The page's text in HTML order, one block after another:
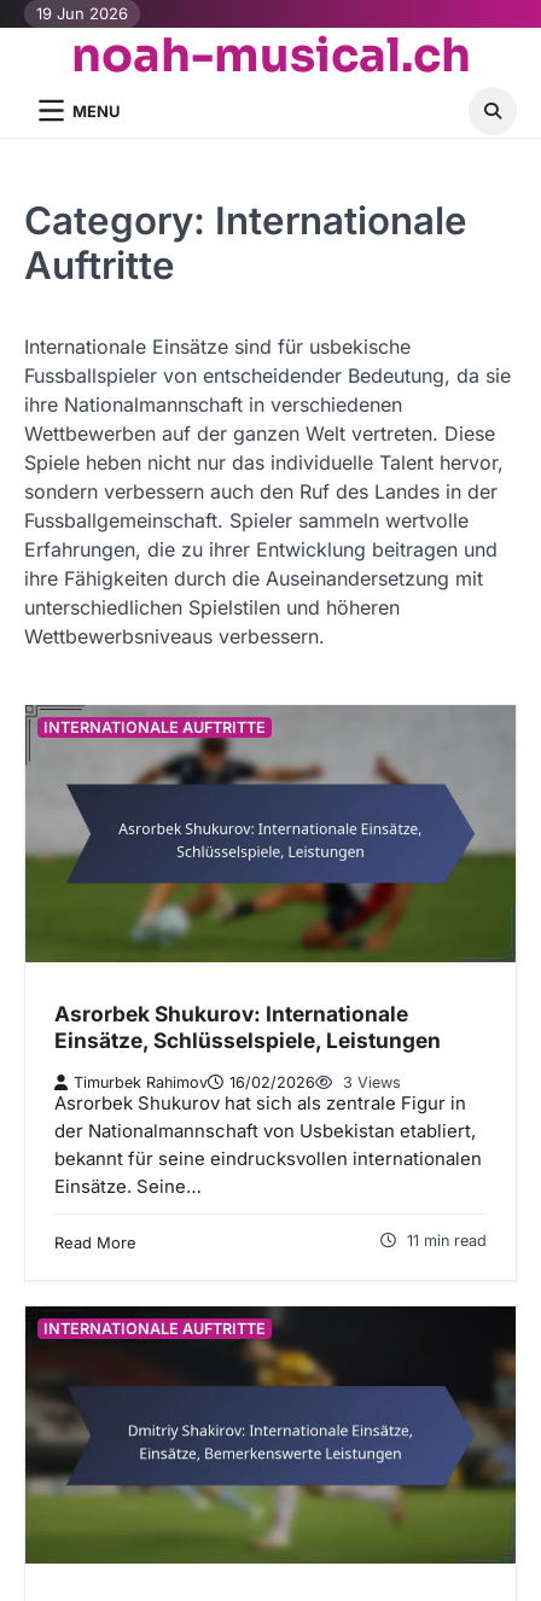
Skip19 Jun 2026
noah-musical.ch
MENU
Category: Internationale
Auftritte
Internationale Einsätze sind für usbekische
Fussballspieler von entscheidender Bedeutung, da sie
ihre Nationalmannschaft in verschiedenen
Wettbewerben auf der ganzen Welt vertreten. Diese
Spiele heben nicht nur das individuelle Talent hervor,
sondern verbessern auch den Ruf des Landes in der
Fussballgemeinschaft. Spieler sammeln wertvolle
Erfahrungen, die zu ihrer Entwicklung beitragen und
ihre Fähigkeiten durch die Auseinandersetzung mit
unterschiedlichen Spielstilen und höheren
Wettbewerbsniveaus verbessern.
INTERNATIONALE AUFTRITTE
Asrorbek Shukurov: Internationale
Einsätze, Schlüsselspiele, Leistungen
Timurbek Rahimov 16/02/2026 3 Views
Asrorbek Shukurov hat sich als zentrale Figur in
der Nationalmannschaft von Usbekistan etabliert,
bekannt für seine eindrucksvollen internationalen
Einsätze. Seine…
Read More 11 min read
INTERNATIONALE AUFTRITTE